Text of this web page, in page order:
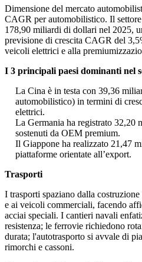
Dimensione del mercato
CAGR per automobilistico. Il
178,90 miliardi di dollari nel 2025,
previsione di crescita CAGR del
veicoli elettrici e alla
I 3 principali paesi dominanti nel
La Cina è in testa con 39,36
automobilistico) in termini di
elettrici.
La Germania ha registrato 32,20
sostenuti da OEM premium.
Il Giappone ha realizzato 21,47
piattaforme orientate all’export.
Trasporti
I trasporti spaziano dalla
e ai veicoli commerciali, facendo
acciai speciali. I cantieri navali
resistenza; le ferrovie richiedono
durata; l'autotrasporto si avvale di
rimorchi e cassoni.